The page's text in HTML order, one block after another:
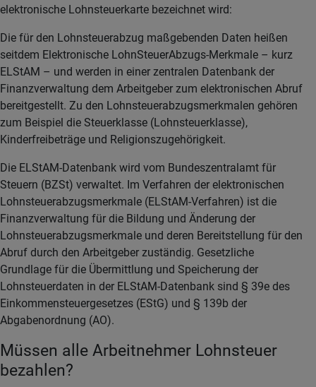
elektronische Lohnsteuerkarte bezeichnet wird:
Die für den Lohnsteuerabzug maßgebenden Daten heißen
seitdem Elektronische LohnSteuerAbzugs-Merkmale – kurz
ELStAM – und werden in einer zentralen Datenbank der
Finanzverwaltung dem Arbeitgeber zum elektronischen Abruf
bereitgestellt. Zu den Lohnsteuerabzugsmerkmalen gehören
zum Beispiel die Steuerklasse (Lohnsteuerklasse),
Kinderfreibeträge und Religionszugehörigkeit.
Die ELStAM-Datenbank wird vom Bundeszentralamt für
Steuern (BZSt) verwaltet. Im Verfahren der elektronischen
Lohnsteuerabzugsmerkmale (ELStAM-Verfahren) ist die
Finanzverwaltung für die Bildung und Änderung der
Lohnsteuerabzugsmerkmale und deren Bereitstellung für den
Abruf durch den Arbeitgeber zuständig. Gesetzliche
Grundlage für die Übermittlung und Speicherung der
Lohnsteuerdaten in der ELStAM-Datenbank sind § 39e des
Einkommensteuergesetzes (EStG) und § 139b der
Abgabenordnung (AO).
Müssen alle Arbeitnehmer Lohnsteuer
bezahlen?